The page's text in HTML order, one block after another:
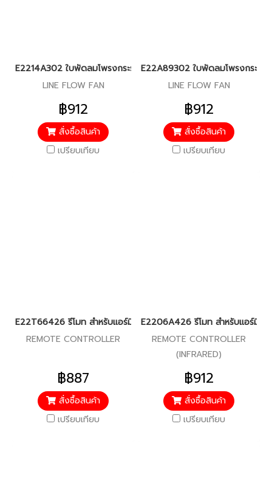
E2214A302 ใบพัดลมโพรงกระรอก สำหรับแอร์มิตซู รุ่น MS-
LINE FLOW FAN
฿912
สั่งซื้อสินค้า
เปรียบเทียบ
E22A89302 ใบพัดลมโพรงกระรอก
LINE FLOW FAN
฿912
สั่งซื้อสินค้า
เปรียบเทียบ
E22T66426 รีโมท สำหรับแอร์มิตซู รุ่น MSY-GM09,13,15,GN09
REMOTE CONTROLLER
฿887
สั่งซื้อสินค้า
เปรียบเทียบ
E2206A426 รีโมท สำหรับแอร์มิตซู
REMOTE CONTROLLER
(INFRARED)
฿912
สั่งซื้อสินค้า
เปรียบเทียบ